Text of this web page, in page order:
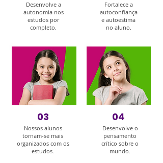
Desenvolve a
autonomia nos
estudos por
completo.
Fortalece a
autoconfiança
e autoestima
no aluno.
03
Nossos alunos
tornam-se mais
organizados com os
estudos.
04
Desenvolve o
pensamento
crítico sobre o
mundo.